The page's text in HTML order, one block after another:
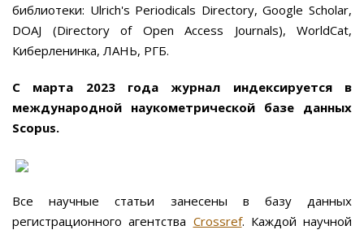
библиотеки: Ulrich's Periodicals Directory, Google Scholar,
DOAJ (Directory of Open Access Journals), WorldCat,
Киберленинка, ЛАНЬ, РГБ.
С марта 2023 года журнал индексируется в
международной наукометрической базе данных
Scopus.
Все научные статьи занесены в базу данных
регистрационного агентства Crossref. Каждой научной